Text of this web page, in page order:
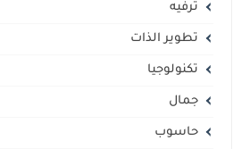
ترفيه
تطوير الذات
تكنولوجيا
جمال
حاسوب